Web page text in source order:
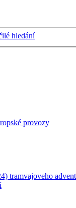
hledání
provozy
tramvajoveho